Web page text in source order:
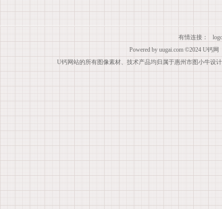
有情连接：
Powered by uugai.com ©2024 U钙网
U钙网站的所有图像素材、技术产品均归属于惠州市图小牛设